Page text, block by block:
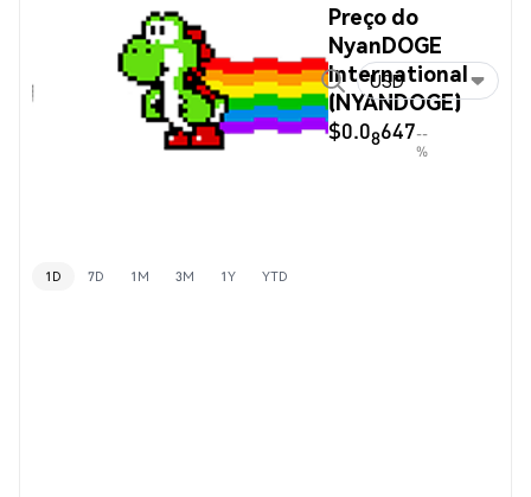
Preço do
NyanDOGE
International
(NYANDOGE)
$0.08647--
%
USD
1D 7D 1M 3M 1Y YTD